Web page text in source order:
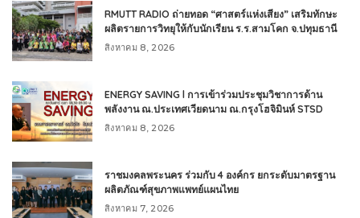
RMUTT RADIO ถ่ายทอด “ศาสตร์แห่งเสียง” เสริมทักษะ
ผลิตรายการวิทยุให้กับนักเรียน ร.ร.สามโคก จ.ปทุมธานี
สิงหาคม 8, 2026
ENERGY SAVING l การเข้าร่วมประชุมวิชาการด้าน
พลังงาน ณ.ประเทศเวียดนาม ณ.กรุงโฮจิมินห์ STSD
สิงหาคม 8, 2026
ราชมงคลพระนคร ร่วมกับ 4 องค์กร ยกระดับมาตรฐาน
ผลิตภัณฑ์สุขภาพแพทย์แผนไทย
สิงหาคม 7, 2026